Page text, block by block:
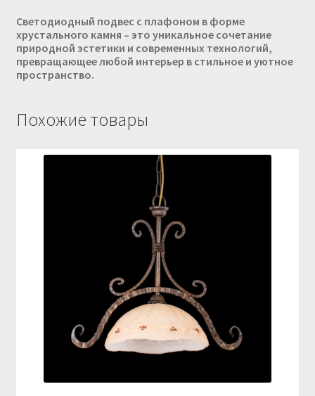
Светодиодный подвес с плафоном в форме
хрустального камня – это уникальное сочетание
природной эстетики и современных технологий,
превращающее любой интерьер в стильное и уютное
пространство.
Похожие товары